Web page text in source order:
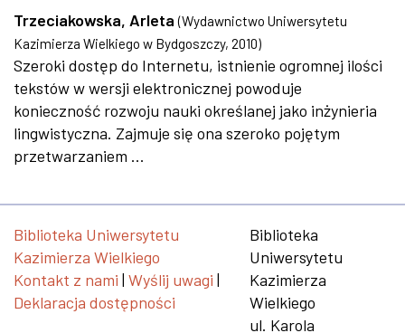
Trzeciakowska, Arleta (Wydawnictwo Uniwersytetu
Kazimierza Wielkiego w Bydgoszczy, 2010)
Szeroki dostęp do Internetu, istnienie ogromnej ilości
tekstów w wersji elektronicznej powoduje
konieczność rozwoju nauki określanej jako inżynieria
lingwistyczna. Zajmuje się ona szeroko pojętym
przetwarzaniem ...
Biblioteka Uniwersytetu
Kazimierza Wielkiego
Kontakt z nami | Wyślij uwagi |
Deklaracja dostępności
Biblioteka
Uniwersytetu
Kazimierza
Wielkiego
ul. Karola